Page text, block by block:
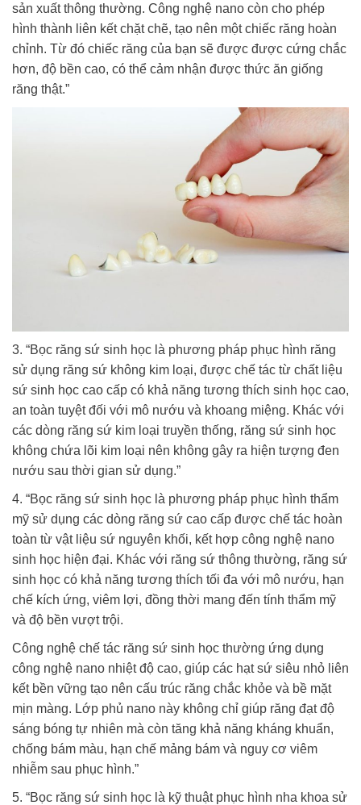
sản xuất thông thường. Công nghệ nano còn cho phép
hình thành liên kết chặt chẽ, tạo nên một chiếc răng hoàn
chỉnh. Từ đó chiếc răng của bạn sẽ được được cứng chắc
hơn, độ bền cao, có thể cảm nhận được thức ăn giống
răng thật.”
3. “Bọc răng sứ sinh học là phương pháp phục hình răng
sử dụng răng sứ không kim loại, được chế tác từ chất liệu
sứ sinh học cao cấp có khả năng tương thích sinh học cao,
an toàn tuyệt đối với mô nướu và khoang miệng. Khác với
các dòng răng sứ kim loại truyền thống, răng sứ sinh học
không chứa lõi kim loại nên không gây ra hiện tượng đen
nướu sau thời gian sử dụng.”
4. “Bọc răng sứ sinh học là phương pháp phục hình thẩm
mỹ sử dụng các dòng răng sứ cao cấp được chế tác hoàn
toàn từ vật liệu sứ nguyên khối, kết hợp công nghệ nano
sinh học hiện đại. Khác với răng sứ thông thường, răng sứ
sinh học có khả năng tương thích tối đa với mô nướu, hạn
chế kích ứng, viêm lợi, đồng thời mang đến tính thẩm mỹ
và độ bền vượt trội.
Công nghệ chế tác răng sứ sinh học thường ứng dụng
công nghệ nano nhiệt độ cao, giúp các hạt sứ siêu nhỏ liên
kết bền vững tạo nên cấu trúc răng chắc khỏe và bề mặt
mịn màng. Lớp phủ nano này không chỉ giúp răng đạt độ
sáng bóng tự nhiên mà còn tăng khả năng kháng khuẩn,
chống bám màu, hạn chế mảng bám và nguy cơ viêm
nhiễm sau phục hình.”
5. “Bọc răng sứ sinh học là kỹ thuật phục hình nha khoa sử